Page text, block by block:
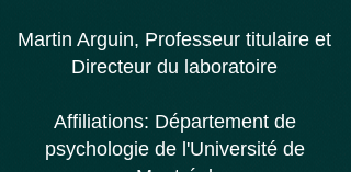
Martin Arguin, Professeur titulaire et
Directeur du laboratoire
Affiliations: Département de
psychologie de l'Université de